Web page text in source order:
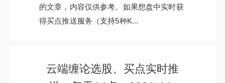
的文章，内容仅供参考。如果想盘中实时获
得买点推送服务（支持5种K...
云端缠论选股、买点实时推